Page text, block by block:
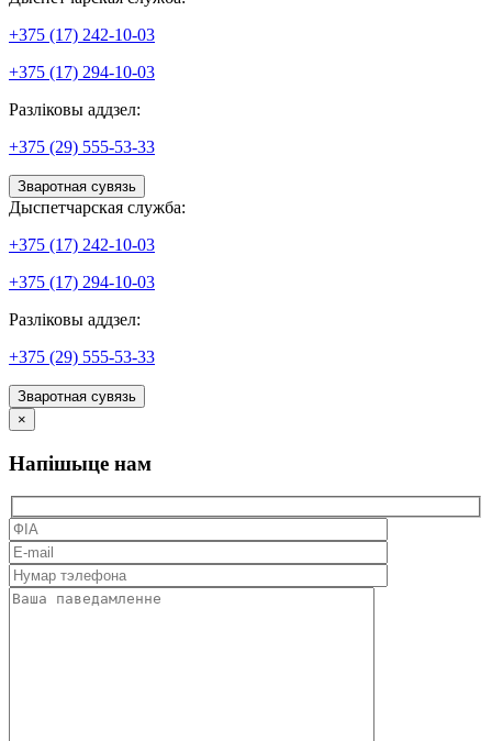
+375 (17) 242-10-03
+375 (17) 294-10-03
Разліковы аддзел:
+375 (29) 555-53-33
Зваротная сувязь
Дыспетчарская служба:
+375 (17) 242-10-03
+375 (17) 294-10-03
Разліковы аддзел:
+375 (29) 555-53-33
Зваротная сувязь
×
Напішыце нам